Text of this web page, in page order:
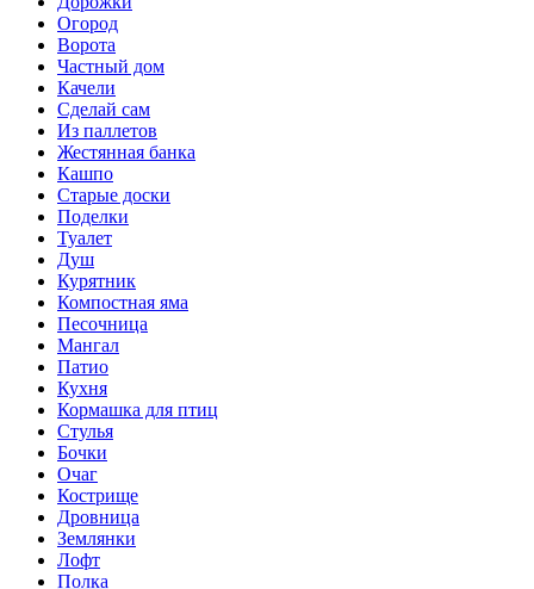
Огород
Ворота
Частный дом
Качели
Сделай сам
Из паллетов
Жестянная банка
Кашпо
Старые доски
Поделки
Туалет
Душ
Курятник
Компостная яма
Песочница
Мангал
Патио
Кухня
Кормашка для птиц
Стулья
Бочки
Очаг
Кострище
Дровница
Землянки
Лофт
Полка